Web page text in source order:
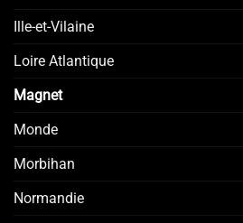
Ille-et-Vilaine
Loire Atlantique
Magnet
Monde
Morbihan
Normandie